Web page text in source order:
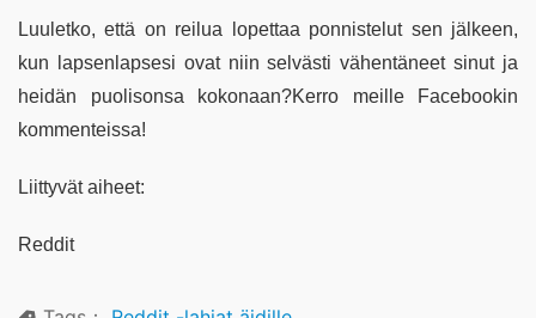
Luuletko, että on reilua lopettaa ponnistelut sen jälkeen,
kun lapsenlapsesi ovat niin selvästi vähentäneet sinut ja
heidän puolisonsa kokonaan?Kerro meille Facebookin
kommenteissa!
Liittyvät aiheet:
Reddit